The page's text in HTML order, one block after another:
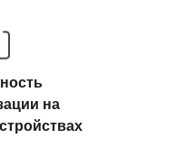
на